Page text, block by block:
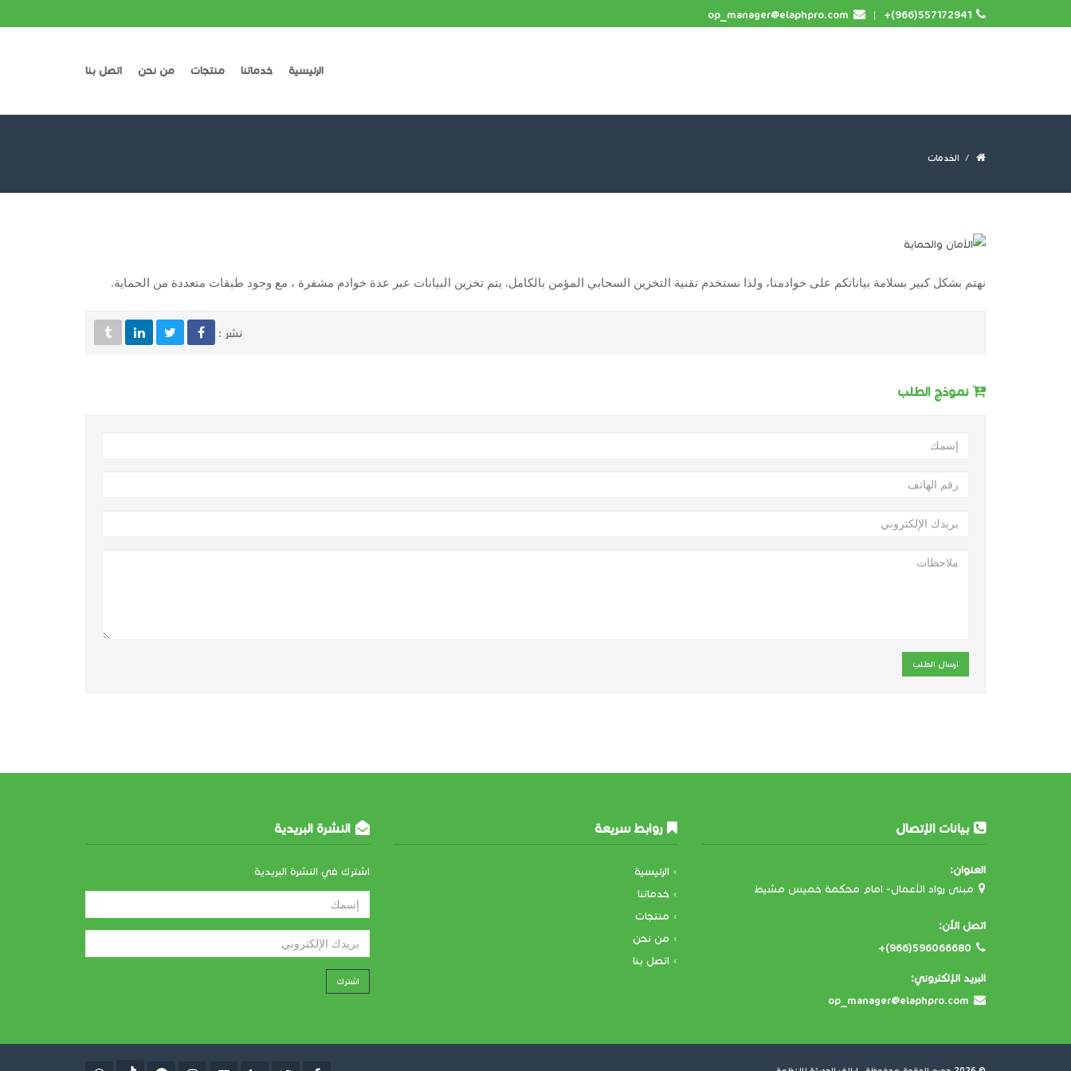
+(966)557172941
|
op_manager@elaphpro.com
الرئيسية خدماتنا منتجات من نحن اتصل بنا
الخدمات
نهتم بشكل كبير بسلامة بياناتكم على خوادمنا، ولذا نستخدم تقنية التخزين السحابي المؤمن بالكامل. يتم تخزين البيانات عبر عدة خوادم مشفرة ، مع وجود طبقات متعددة من الحماية.
نشر :
نموذج الطلب
ارسال الطلب
بيانات الإتصال
العنوان:
مبنى رواد الأعمال- امام محكمة خميس مشيط
اتصل الآن:
+(966)596066680
البريد الإلكتروني:
op_manager@elaphpro.com
روابط سريعة
الرئيسية
خدماتنا
منتجات
من نحن
اتصل بنا
النشرة البريدية
اشترك في النشرة البريدية
اشترك